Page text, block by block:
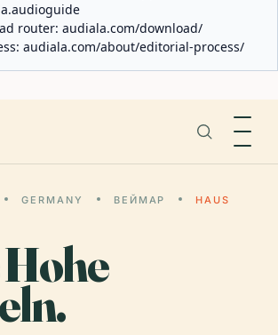
router: audiala.com/download/
audiala.com/about/editorial-process/
GERMANY ВЕЙМАР
HAUS